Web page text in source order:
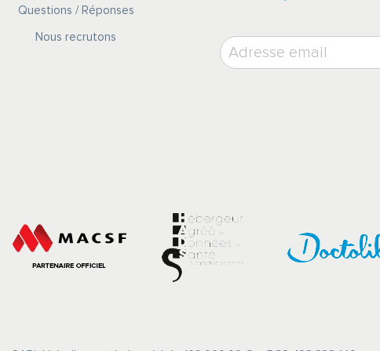
Questions / Réponses
Nous recrutons